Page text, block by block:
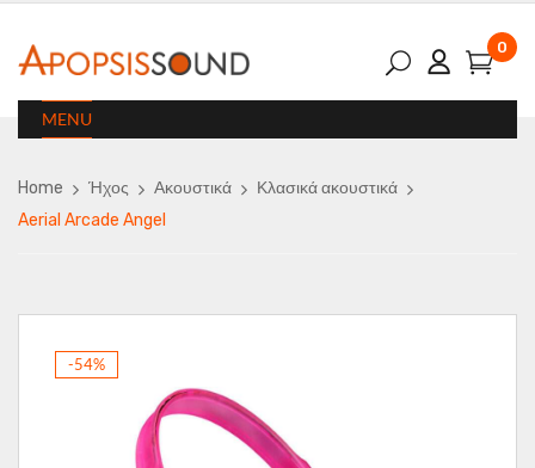
0
MENU
Home Ήχος Ακουστικά
Κλασικά ακουστικά
Aerial Arcade Angel
-54%